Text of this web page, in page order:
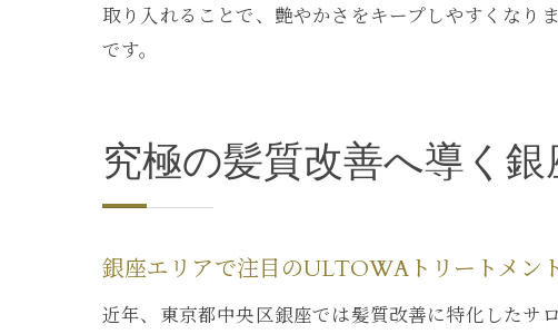
取り入れることで、艶やかさをキープしやすくなり
です。
究極の髪質改善へ導く
銀座エリアで注目のULTOWAトリートメン
近年、東京都中央区銀座では髪質改善に特化したサ